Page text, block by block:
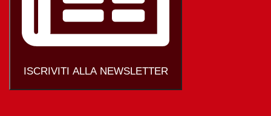
ISCRIVITI ALLA NEWSLETTER